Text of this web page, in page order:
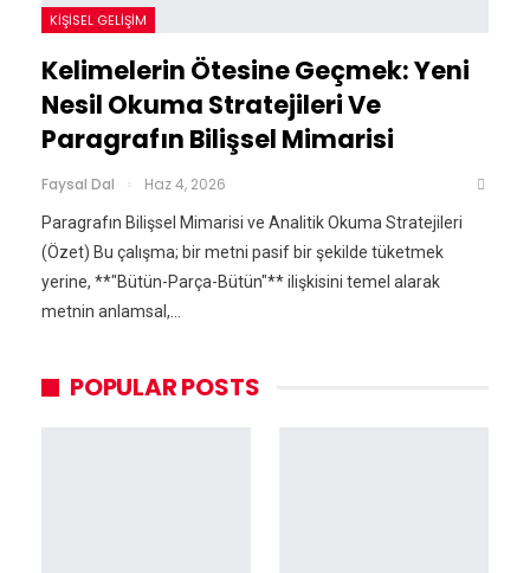
KIŞISEL GELIŞIM
Kelimelerin Ötesine Geçmek: Yeni
Nesil Okuma Stratejileri Ve
Paragrafın Bilişsel Mimarisi
Faysal Dal Haz 4, 2026
Paragrafın Bilişsel Mimarisi ve Analitik Okuma Stratejileri
(Özet) Bu çalışma; bir metni pasif bir şekilde tüketmek
yerine, **"Bütün-Parça-Bütün"** ilişkisini temel alarak
metnin anlamsal,…
POPULAR POSTS